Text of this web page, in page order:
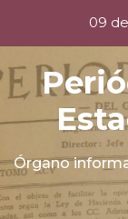
content
09
Órgano